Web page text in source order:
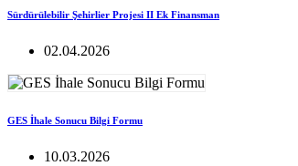
Sürdürülebilir Şehirlier Projesi II Ek Finansman
02.04.2026
GES İhale Sonucu Bilgi Formu
10.03.2026